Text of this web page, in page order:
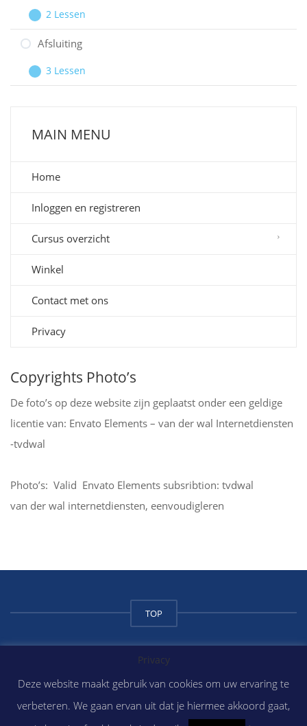
ziekenhuis
EHBO
Uitbreiden
Waar
vind
meer
2 Lessen
Afsluiting
Uitbreiden
Afsluiting
3 Lessen
MAIN MENU
Home
Inloggen en registreren
Cursus overzicht
Winkel
Contact met ons
Privacy
Copyrights Photo’s
De foto’s op deze website zijn geplaatst onder een geldige
licentie van: Envato Elements – van der wal Internetdiensten
-tvdwal
Photo’s: Valid Envato Elements subsribtion: tvdwal
van der wal internetdiensten, eenvoudigleren
TOP
Copyright Atilium College 2018
Privacy
Deze website maakt gebruik van cookies om uw ervaring te
verbeteren. We gaan ervan uit dat je hiermee akkoord gaat,